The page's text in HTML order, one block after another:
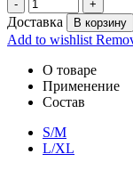
Доставка В корзину
Add to wishlist
О товаре
Применение
Состав
S/M
L/XL